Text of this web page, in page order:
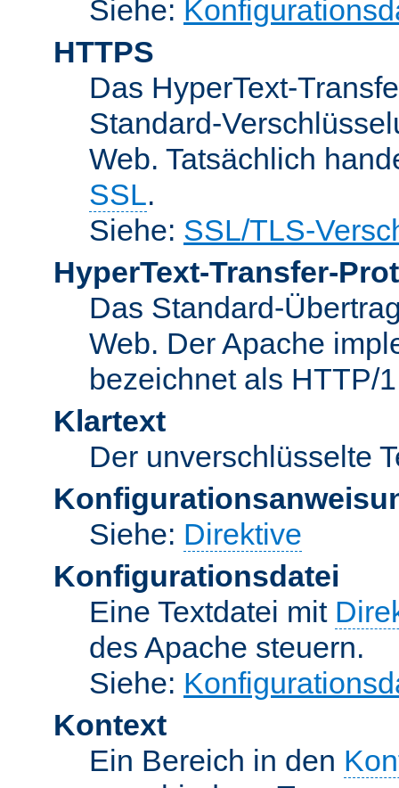
Siehe:
HTTPS
Das HyperText-
Standard-
Web. Tatsächlich
SSL.
Siehe: SSL/TLS-
HyperText-Transfer-
Das Standard-
Web. Der Apache
bezeichnet als HTTP/
Klartext
Der unverschlüsselte
Siehe: Direktive
Konfigurationsdatei
Eine Textdatei mit
des Apache steuern.
Siehe:
Kontext
Ein Bereich in den